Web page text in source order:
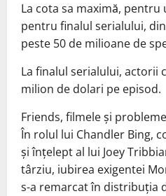
La cota sa maximă, pentru
pentru finalul serialului,
peste 50 de milioane de
La finalul serialului, actorii
milion de dolari pe episod.
Friends, filmele și
În rolul lui Chandler Bing,
și înțelept al lui Joey
târziu, iubirea exigentei
s-a remarcat în distribuția